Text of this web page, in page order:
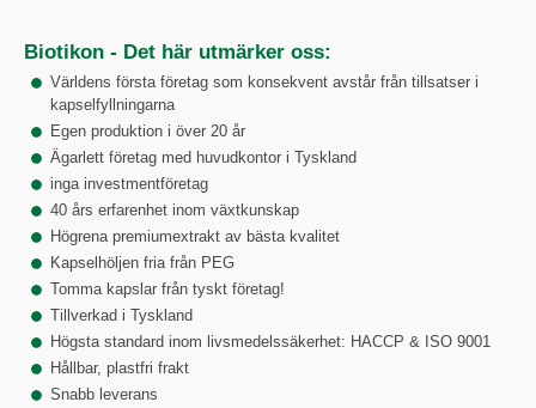
Biotikon - Det här utmärker oss:
Världens första företag som konsekvent avstår från tillsatser i
kapselfyllningarna
Egen produktion i över 20 år
Ägarlett företag med huvudkontor i Tyskland
inga investmentföretag
40 års erfarenhet inom växtkunskap
Högrena premiumextrakt av bästa kvalitet
Kapselhöljen fria från PEG
Tomma kapslar från tyskt företag!
Tillverkad i Tyskland
Högsta standard inom livsmedelssäkerhet: HACCP & ISO 9001
Hållbar, plastfri frakt
Snabb leverans